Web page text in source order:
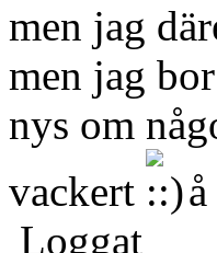
men jag
men jag
nys om
vackert
å
Loggat